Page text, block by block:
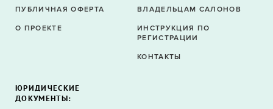
ПУБЛИЧНАЯ ОФЕРТА
О ПРОЕКТЕ
ВЛАДЕЛЬЦАМ САЛОНОВ
ИНСТРУКЦИЯ ПО
РЕГИСТРАЦИИ
КОНТАКТЫ
ЮРИДИЧЕСКИЕ
ДОКУМЕНТЫ: